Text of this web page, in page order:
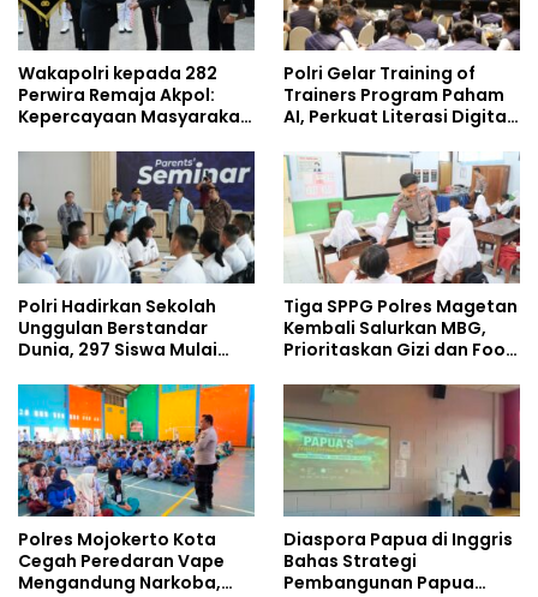
Wakapolri kepada 282
Perwira Remaja Akpol:
Kepercayaan Masyarakat
Polri Gelar Training of
Trainers Program Paham
AI, Perkuat Literasi Digital
Polri Hadirkan Sekolah
Unggulan Berstandar
Dunia, 297 Siswa Mulai
Tiga SPPG Polres Magetan
Kembali Salurkan MBG,
Prioritaskan Gizi dan Food
Polres Mojokerto Kota
Cegah Peredaran Vape
Mengandung Narkoba,
Diaspora Papua di Inggris
Bahas Strategi
Pembangunan Papua